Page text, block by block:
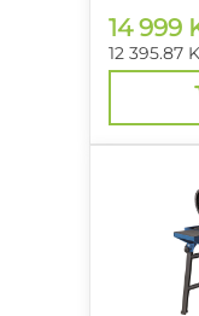
14 999
12 395.87